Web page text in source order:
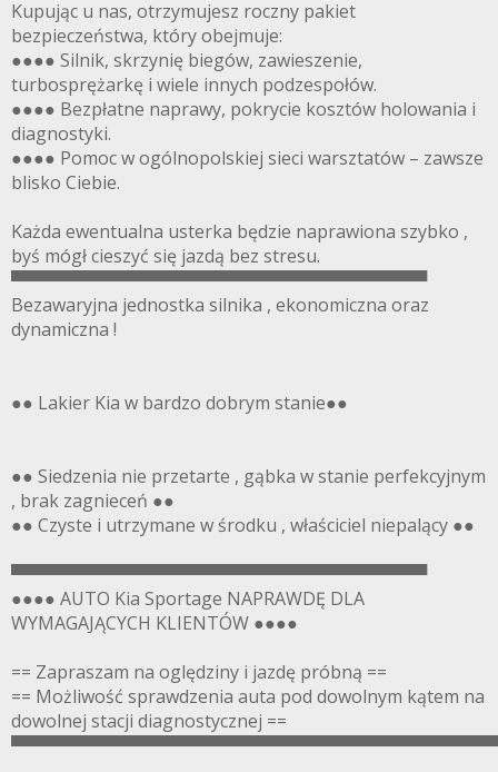
Kupując u nas, otrzymujesz roczny pakiet
bezpieczeństwa, który obejmuje:
●●●● Silnik, skrzynię biegów, zawieszenie,
turbosprężarkę i wiele innych podzespołów.
●●●● Bezpłatne naprawy, pokrycie kosztów holowania i
diagnostyki.
●●●● Pomoc w ogólnopolskiej sieci warsztatów – zawsze
blisko Ciebie.
Każda ewentualna usterka będzie naprawiona szybko ,
byś mógł cieszyć się jazdą bez stresu.
▀▀▀▀▀▀▀▀▀▀▀▀▀▀▀▀▀▀▀▀▀▀▀▀▀▀▀▀▀▀▀▀▀▀
Bezawaryjna jednostka silnika , ekonomiczna oraz
dynamiczna !
●● Lakier Kia w bardzo dobrym stanie●●
●● Siedzenia nie przetarte , gąbka w stanie perfekcyjnym
, brak zagnieceń ●●
●● Czyste i utrzymane w środku , właściciel niepalący ●●
▀▀▀▀▀▀▀▀▀▀▀▀▀▀▀▀▀▀▀▀▀▀▀▀▀▀▀▀▀▀▀▀▀▀
●●●● AUTO Kia Sportage NAPRAWDĘ DLA
WYMAGAJĄCYCH KLIENTÓW ●●●●
== Zapraszam na oględziny i jazdę próbną ==
== Możliwość sprawdzenia auta pod dowolnym kątem na
dowolnej stacji diagnostycznej ==